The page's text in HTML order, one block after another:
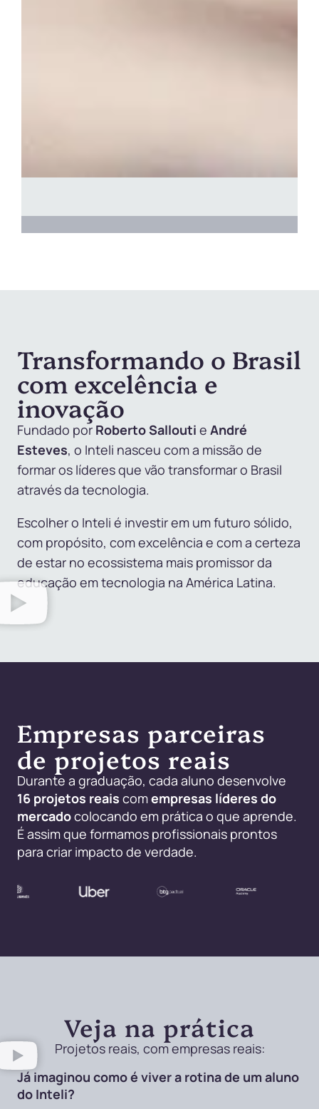
Transformando o Brasil
com excelência e
inovação
Fundado por Roberto Sallouti e André
Esteves, o Inteli nasceu com a missão de
formar os líderes que vão transformar o Brasil
através da tecnologia.
Escolher o Inteli é investir em um futuro sólido,
com propósito, com excelência e com a certeza
de estar no ecossistema mais promissor da
educação em tecnologia na América Latina.
Empresas parceiras
de projetos reais
Durante a graduação, cada aluno desenvolve
16 projetos reais comempresas líderes do
mercadocolocando em prática o que aprende.
É assim que formamos profissionais prontos
para criar impacto de verdade.
Veja na prática
Projetos reais, com empresas reais:
Já imaginou como é viver a rotina de um aluno
do Inteli?